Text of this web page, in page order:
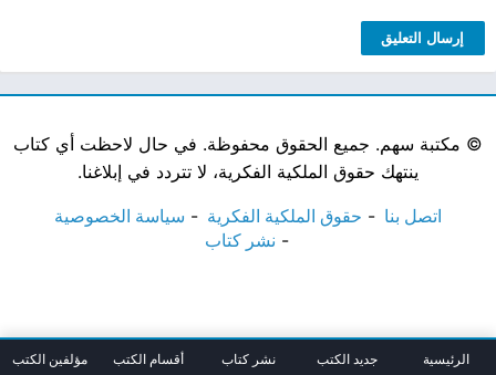
© مكتبة سهم. جميع الحقوق محفوظة. في حال لاحظت أي كتاب
ينتهك حقوق الملكية الفكرية، لا تتردد في إبلاغنا.
اتصل بنا حقوق الملكية الفكرية
سياسة الخصوصية
نشر كتاب
الرئيسية جديد الكتب نشر كتاب أقسام الكتب مؤلفين الكتب